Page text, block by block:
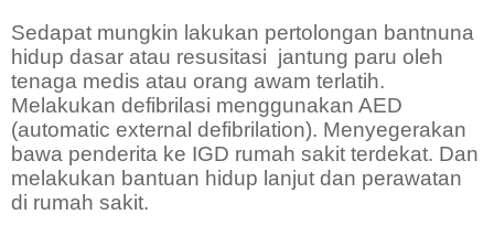
Sedapat mungkin lakukan pertolongan bantnuna
hidup dasar atau resusitasi jantung paru oleh
tenaga medis atau orang awam terlatih.
Melakukan defibrilasi menggunakan AED
(automatic external defibrilation). Menyegerakan
bawa penderita ke IGD rumah sakit terdekat. Dan
melakukan bantuan hidup lanjut dan perawatan
di rumah sakit.